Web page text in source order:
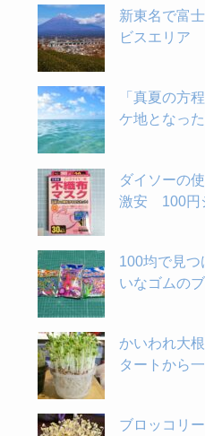
新東名で富
ビスエリア
「真夏の方
ケ地となっ
ダイソーの
激安 100円
100均で見つ
いなゴムの
かいわれ大
タートから
ブロッコリ